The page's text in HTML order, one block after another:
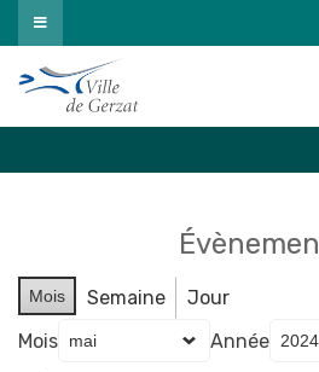
Passer
au
contenu
Mois Semaine
Jour
Mois
Année